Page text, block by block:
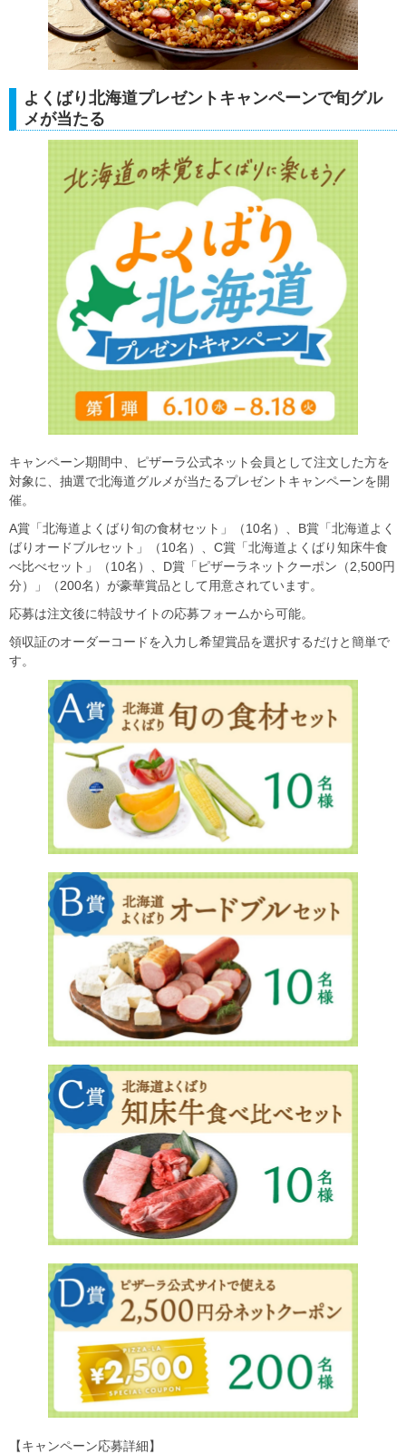
よくばり北海道プレゼントキャンペーンで旬グル
メが当たる
キャンペーン期間中、ピザーラ公式ネット会員として注文した方を
対象に、抽選で北海道グルメが当たるプレゼントキャンペーンを開
催。
A賞「北海道よくばり旬の食材セット」（10名）、B賞「北海道よく
ばりオードブルセット」（10名）、C賞「北海道よくばり知床牛食
べ比べセット」（10名）、D賞「ピザーラネットクーポン（2,500円
分）」（200名）が豪華賞品として用意されています。
応募は注文後に特設サイトの応募フォームから可能。
領収証のオーダーコードを入力し希望賞品を選択するだけと簡単で
す。
【キャンペーン応募詳細】